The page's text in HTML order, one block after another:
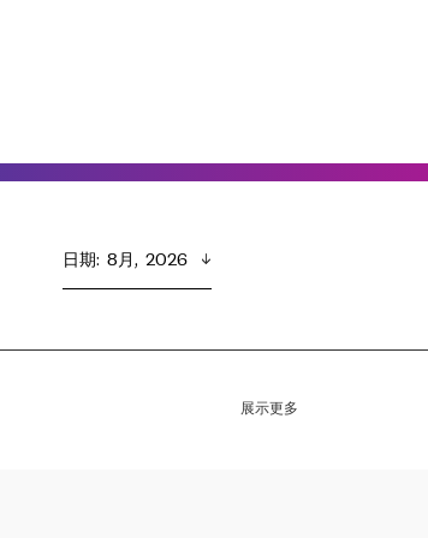
日期: 8月,  2026
展示更多